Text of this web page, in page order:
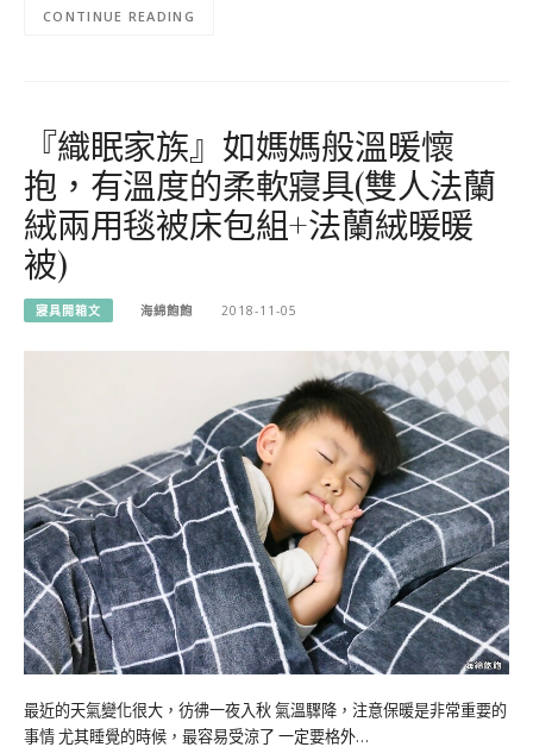
CONTINUE READING
『織眠家族』如媽媽般溫暖懷
抱，有溫度的柔軟寢具(雙人法蘭
絨兩用毯被床包組+法蘭絨暖暖
被)
寢具開箱文 海綿飽飽 2018-11-05
最近的天氣變化很大，彷彿一夜入秋 氣溫驟降，注意保暖是非常重要的
事情 尤其睡覺的時候，最容易受涼了 一定要格外…